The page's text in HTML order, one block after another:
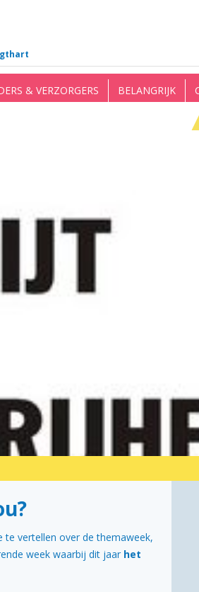
& VERZORGERS BELANGRIJK
te vertellen over de themaweek,
week waarbij dit jaar het